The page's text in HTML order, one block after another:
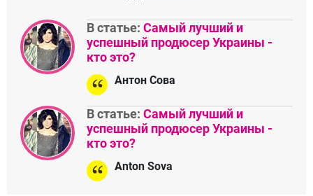
В статье: Самый лучший и
успешный продюсер Украины -
кто это?
Антон Сова
В статье: Самый лучший и
успешный продюсер Украины -
кто это?
Anton Sova